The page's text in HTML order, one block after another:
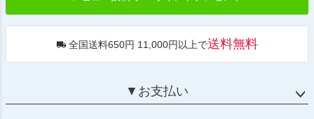
全国送料650円 11,000円以上で送料無料
▼お支払い